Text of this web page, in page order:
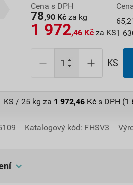
Cena s DPH
78,90 Kč za kg
1 972,46 Kč za KS1
KS
KS / 25 kg za 1 972,46 Kč s DPH (1
Katalogový kód: FHSV3